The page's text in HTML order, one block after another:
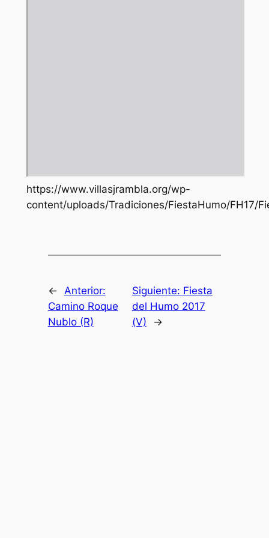
https://www.villasjrambla.org/wp-
content/uploads/Tradiciones/FiestaHumo/FH17/
←
Anterior:
Camino Roque
Nublo (R)
Siguiente: Fiesta
del Humo 2017
(V)
→